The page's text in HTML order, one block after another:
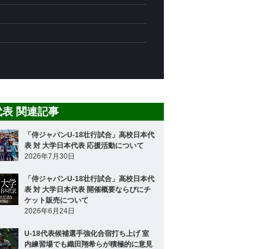
関連記事
「侍ジャパンU-18壮行試合」高校日本代
表 対 大学日本代表 応援活動について
2026年7月30日
「侍ジャパンU-18壮行試合」高校日本代
表 対 大学日本代表 開催概要ならびにチ
ケット販売について
2026年6月24日
U-18代表候補選手強化合宿打ち上げ 室
内練習場でも織田翔希らが積極的に意見